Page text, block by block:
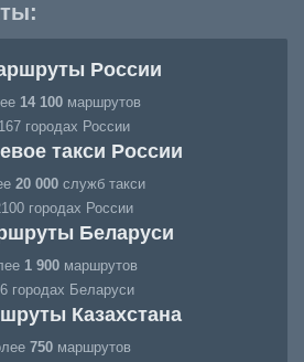
России
14 100 маршрутов
городах России
такси России
20 000 служб такси
городах России
Беларуси
1 900маршрутов
городах Беларуси
Казахстана
750 маршрутов